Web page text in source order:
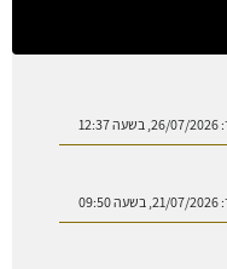
26/07/2026, בשעה 12:37
21/07/2026, בשעה 09:50